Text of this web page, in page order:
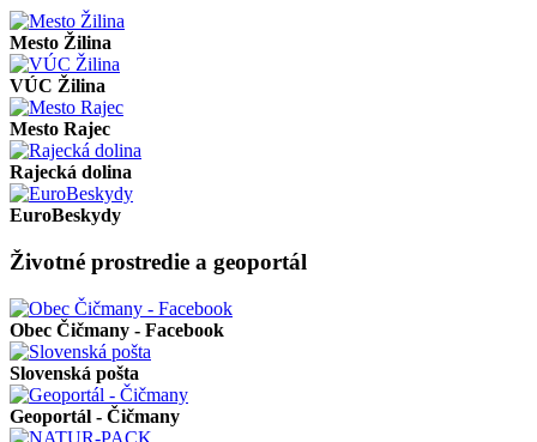
Mesto Žilina
VÚC Žilina
Mesto Rajec
Rajecká dolina
EuroBeskydy
Životné prostredie a geoportál
Obec Čičmany - Facebook
Slovenská pošta
Geoportál - Čičmany